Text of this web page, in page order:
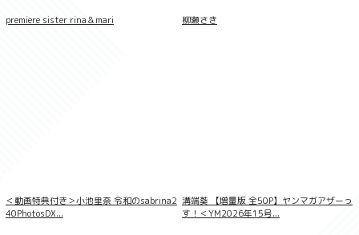
premiere sister rina＆mari 柳瀬さき
＜動画特典付き＞小池里奈 令和のsabrina2
40PhotosDX...
溝端葵 【増量版 全50P】ヤンマガアザーっ
す！＜YM2026年15号...